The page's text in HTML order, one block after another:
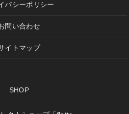
バシーポリシー
問い合わせ
イトマップ
SHOP